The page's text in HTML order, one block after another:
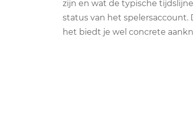
zijn en wat de typische
status van het
het biedt je wel concrete